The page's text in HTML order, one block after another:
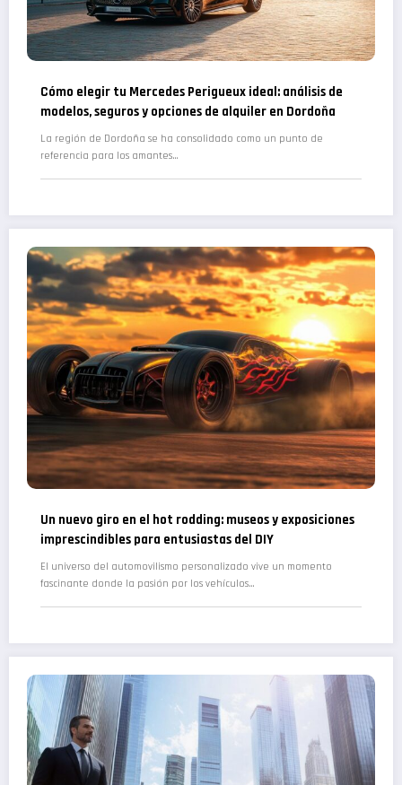
Cómo elegir tu Mercedes Perigueux ideal: análisis de
modelos, seguros y opciones de alquiler en Dordoña
La región de Dordoña se ha consolidado como un punto de
referencia para los amantes…
Un nuevo giro en el hot rodding: museos y exposiciones
imprescindibles para entusiastas del DIY
El universo del automovilismo personalizado vive un momento
fascinante donde la pasión por los vehículos…